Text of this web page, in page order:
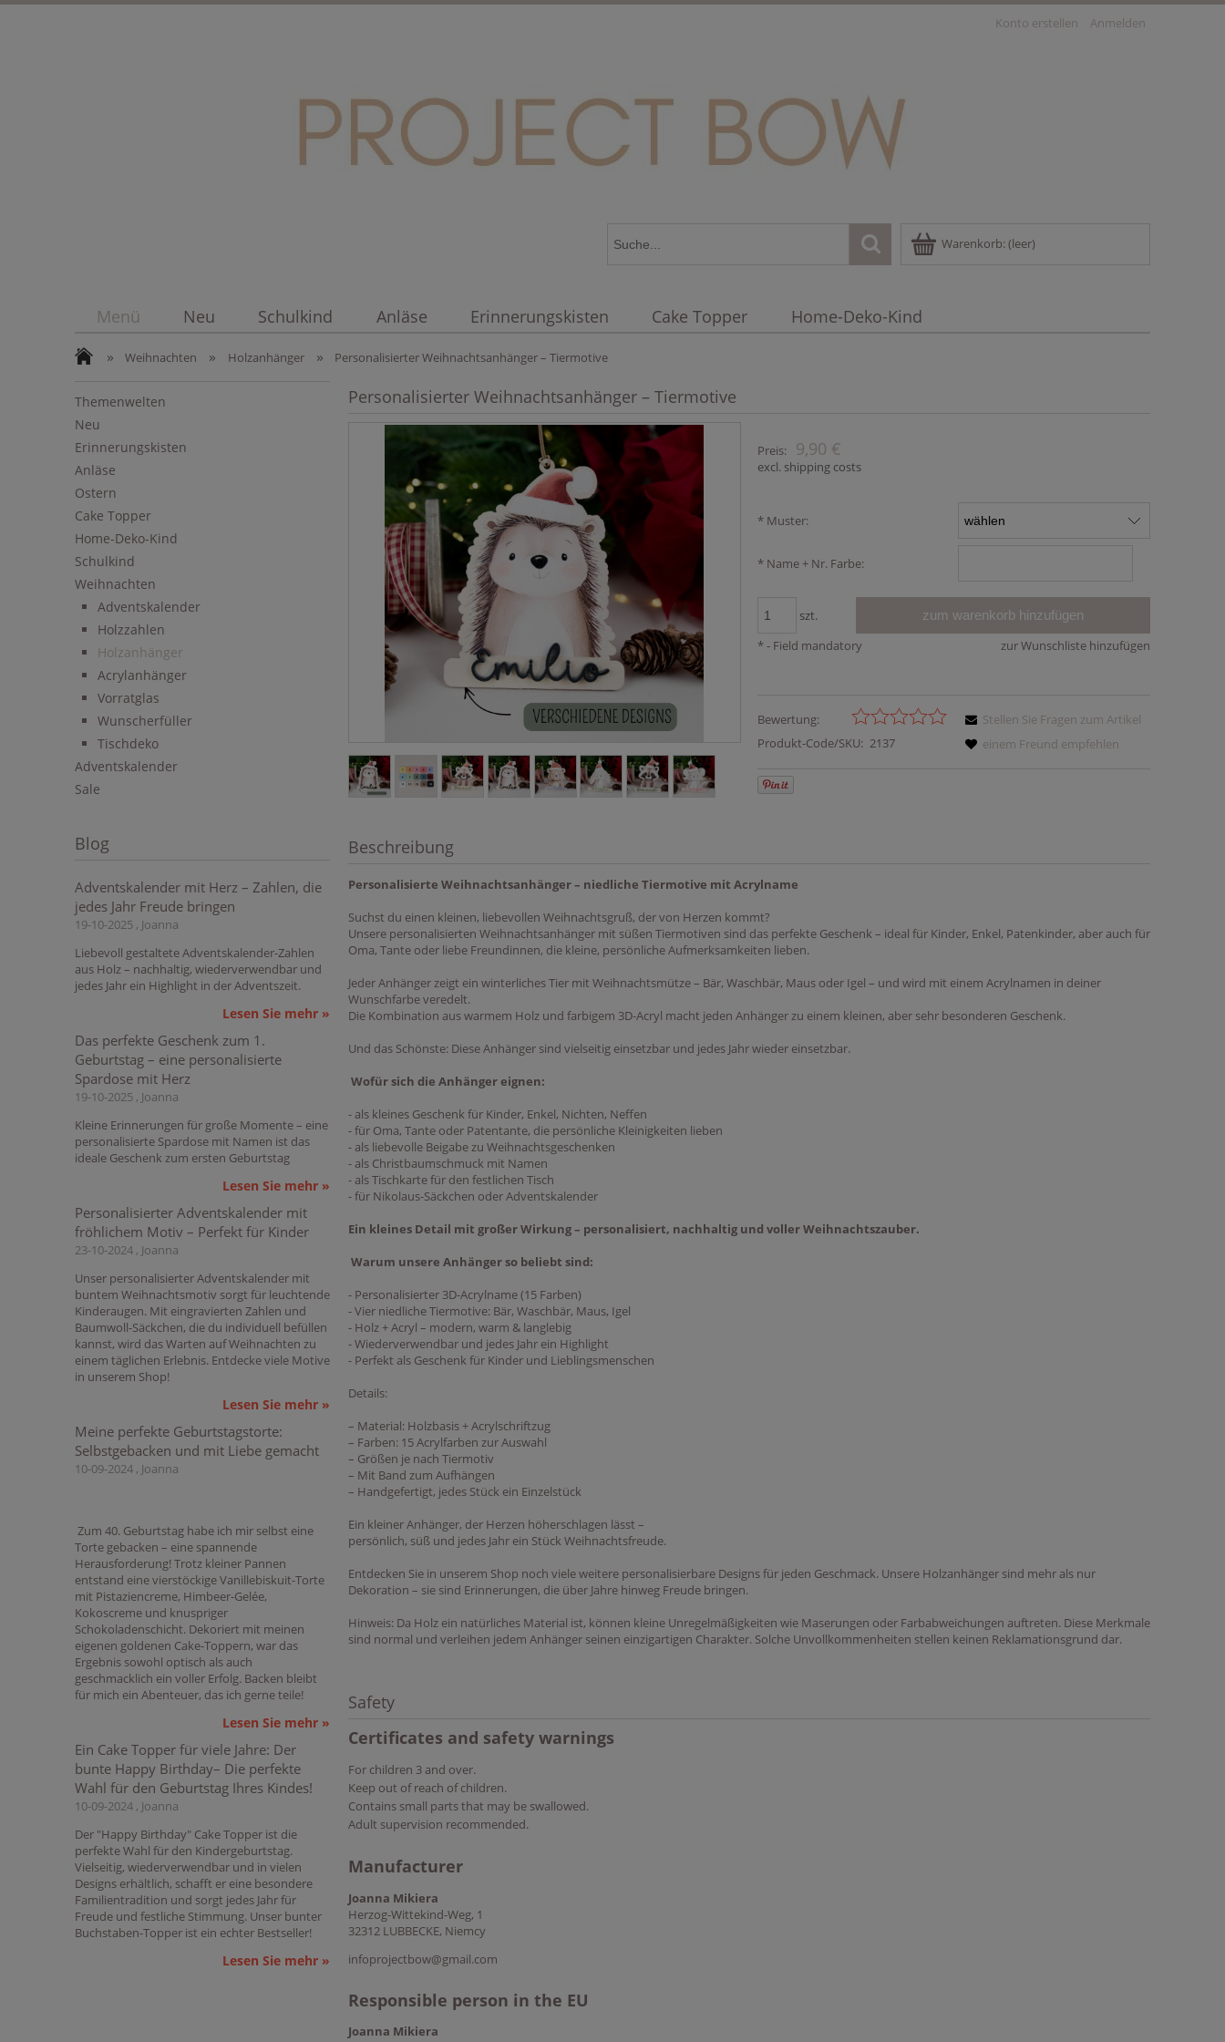
Konto erstellen Anmelden
Warenkorb:(leer)
Menü Neu Schulkind Anläse Erinnerungskisten Cake Topper Home-Deko-Kind
» Weihnachten » Holzanhänger » Personalisierter Weihnachtsanhänger – Tiermotive
Themenwelten
Neu
Erinnerungskisten
Anläse
Ostern
Cake Topper
Home-Deko-Kind
Schulkind
Weihnachten
Adventskalender
Holzzahlen
Holzanhänger
Acrylanhänger
Vorratglas
Wunscherfüller
Tischdeko
Adventskalender
Sale
Blog
Adventskalender mit Herz – Zahlen, die
jedes Jahr Freude bringen
19-10-2025 , Joanna
Liebevoll gestaltete Adventskalender-Zahlen
aus Holz – nachhaltig, wiederverwendbar und
jedes Jahr ein Highlight in der Adventszeit.
Lesen Sie mehr »
Das perfekte Geschenk zum 1.
Geburtstag – eine personalisierte
Spardose mit Herz
19-10-2025 , Joanna
Kleine Erinnerungen für große Momente – eine
personalisierte Spardose mit Namen ist das
ideale Geschenk zum ersten Geburtstag
Lesen Sie mehr »
Personalisierter Adventskalender mit
fröhlichem Motiv – Perfekt für Kinder
23-10-2024 , Joanna
Unser personalisierter Adventskalender mit
buntem Weihnachtsmotiv sorgt für leuchtende
Kinderaugen. Mit eingravierten Zahlen und
Baumwoll-Säckchen, die du individuell befüllen
kannst, wird das Warten auf Weihnachten zu
einem täglichen Erlebnis. Entdecke viele Motive
in unserem Shop!
Lesen Sie mehr »
Meine perfekte Geburtstagstorte:
Selbstgebacken und mit Liebe gemacht
10-09-2024 , Joanna
Zum 40. Geburtstag habe ich mir selbst eine
Torte gebacken – eine spannende
Herausforderung! Trotz kleiner Pannen
entstand eine vierstöckige Vanillebiskuit-Torte
mit Pistaziencreme, Himbeer-Gelée,
Kokoscreme und knuspriger
Schokoladenschicht. Dekoriert mit meinen
eigenen goldenen Cake-Toppern, war das
Ergebnis sowohl optisch als auch
geschmacklich ein voller Erfolg. Backen bleibt
für mich ein Abenteuer, das ich gerne teile!
Lesen Sie mehr »
Ein Cake Topper für viele Jahre: Der
bunte Happy Birthday– Die perfekte
Wahl für den Geburtstag Ihres Kindes!
10-09-2024 , Joanna
Der "Happy Birthday" Cake Topper ist die
perfekte Wahl für den Kindergeburtstag.
Vielseitig, wiederverwendbar und in vielen
Designs erhältlich, schafft er eine besondere
Familientradition und sorgt jedes Jahr für
Freude und festliche Stimmung. Unser bunter
Buchstaben-Topper ist ein echter Bestseller!
Lesen Sie mehr »
Personalisierter Weihnachtsanhänger – Tiermotive
Preis: 9,90 €
excl. shipping costs
* Muster:
* Name + Nr. Farbe:
szt. zum warenkorb hinzufügen
zur Wunschliste hinzufügen
*- Field mandatory
Bewertung:
Produkt-Code/SKU: 2137
Stellen Sie Fragen zum Artikel
einem Freund empfehlen
Beschreibung
Personalisierte Weihnachtsanhänger – niedliche Tiermotive mit Acrylname
Suchst du einen kleinen, liebevollen Weihnachtsgruß, der von Herzen kommt?
Unsere personalisierten Weihnachtsanhänger mit süßen Tiermotiven sind das perfekte Geschenk – ideal für Kinder, Enkel, Patenkinder, aber auch für
Oma, Tante oder liebe Freundinnen, die kleine, persönliche Aufmerksamkeiten lieben.
Jeder Anhänger zeigt ein winterliches Tier mit Weihnachtsmütze – Bär, Waschbär, Maus oder Igel – und wird mit einem Acrylnamen in deiner
Wunschfarbe veredelt.
Die Kombination aus warmem Holz und farbigem 3D-Acryl macht jeden Anhänger zu einem kleinen, aber sehr besonderen Geschenk.
Und das Schönste: Diese Anhänger sind vielseitig einsetzbar und jedes Jahr wieder einsetzbar.
Wofür sich die Anhänger eignen:
- als kleines Geschenk für Kinder, Enkel, Nichten, Neffen
- für Oma, Tante oder Patentante, die persönliche Kleinigkeiten lieben
- als liebevolle Beigabe zu Weihnachtsgeschenken
- als Christbaumschmuck mit Namen
- als Tischkarte für den festlichen Tisch
- für Nikolaus-Säckchen oder Adventskalender
Ein kleines Detail mit großer Wirkung – personalisiert, nachhaltig und voller Weihnachtszauber.
Warum unsere Anhänger so beliebt sind:
- Personalisierter 3D-Acrylname (15 Farben)
- Vier niedliche Tiermotive: Bär, Waschbär, Maus, Igel
- Holz + Acryl – modern, warm & langlebig
- Wiederverwendbar und jedes Jahr ein Highlight
- Perfekt als Geschenk für Kinder und Lieblingsmenschen
Details:
– Material: Holzbasis + Acrylschriftzug
– Farben: 15 Acrylfarben zur Auswahl
– Größen je nach Tiermotiv
– Mit Band zum Aufhängen
– Handgefertigt, jedes Stück ein Einzelstück
Ein kleiner Anhänger, der Herzen höherschlagen lässt –
persönlich, süß und jedes Jahr ein Stück Weihnachtsfreude.
Entdecken Sie in unserem Shop noch viele weitere personalisierbare Designs für jeden Geschmack. Unsere Holzanhänger sind mehr als nur
Dekoration – sie sind Erinnerungen, die über Jahre hinweg Freude bringen.
Hinweis: Da Holz ein natürliches Material ist, können kleine Unregelmäßigkeiten wie Maserungen oder Farbabweichungen auftreten. Diese Merkmale
sind normal und verleihen jedem Anhänger seinen einzigartigen Charakter. Solche Unvollkommenheiten stellen keinen Reklamationsgrund dar.
Safety
Certificates and safety warnings
For children 3 and over.
Keep out of reach of children.
Contains small parts that may be swallowed.
Adult supervision recommended.
Manufacturer
Joanna Mikiera
Herzog-Wittekind-Weg, 1
32312 LUBBECKE, Niemcy
infoprojectbow@gmail.com
Responsible person in the EU
Joanna Mikiera